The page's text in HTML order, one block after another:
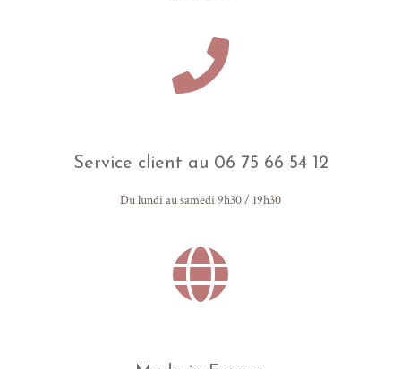
Service client au 06 75 66 54 12
Du lundi au samedi 9h30 / 19h30